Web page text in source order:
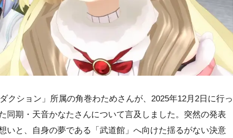
クション」所属の角巻わためさんが、2025年12月2日に行っ
同期・天音かなたさんについて言及しました。突然の発表
いと、自身の夢である「武道館」へ向けた揺るがない決意